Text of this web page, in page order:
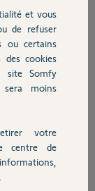
et vous
de refuser
ou certains
des cookies
site Somfy
sera moins
votre
centre de